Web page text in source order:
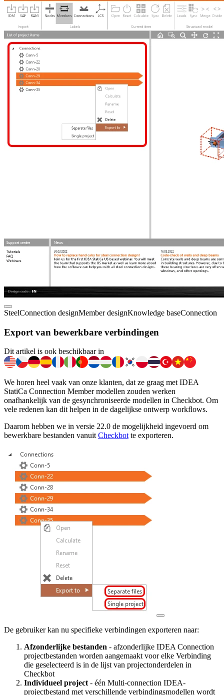
SteelConnection designMember designKnowledge baseConnection
Export van bewerkbare verbindingen
Dit artikel is ook beschikbaar in
We horen heel vaak van onze klanten, dat ze graag met IDEA
StatiCa Connection Member modellen zouden werken
onafhankelijk van de gesynchroniseerde modellen in Checkbot. Om
vele redenen kan dit helpen in de dagelijkse ontwerp workflows.
Daarom hebben we in versie 22.0 de mogelijkheid ingevoerd om
bewerkbare bestanden vanuitCheckbotte exporteren.
De gebruiker kan nu specifieke verbindingen exporteren naar:
Afzonderlijke bestanden - afzonderlijke IDEA Connection
projectbestanden worden aangemaakt voor elke Verbinding
die geselecteerd is in de lijst van projectonderdelen in
Checkbot
Individueel project- één Multi-connection IDEA-
projectbestand met verschillende verbindingsmodellen wordt